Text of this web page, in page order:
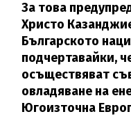
За това
Христо
Българското
подчертавайки,
осъществяват
овладяване на
Югоизточна